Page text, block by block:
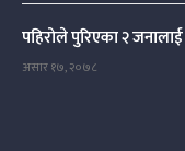
पहिरोले पुरिएका २
असार १७, २०७८